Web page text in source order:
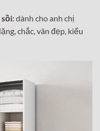
sồi:dành cho anh chị
chắc, vân đẹp, kiểu